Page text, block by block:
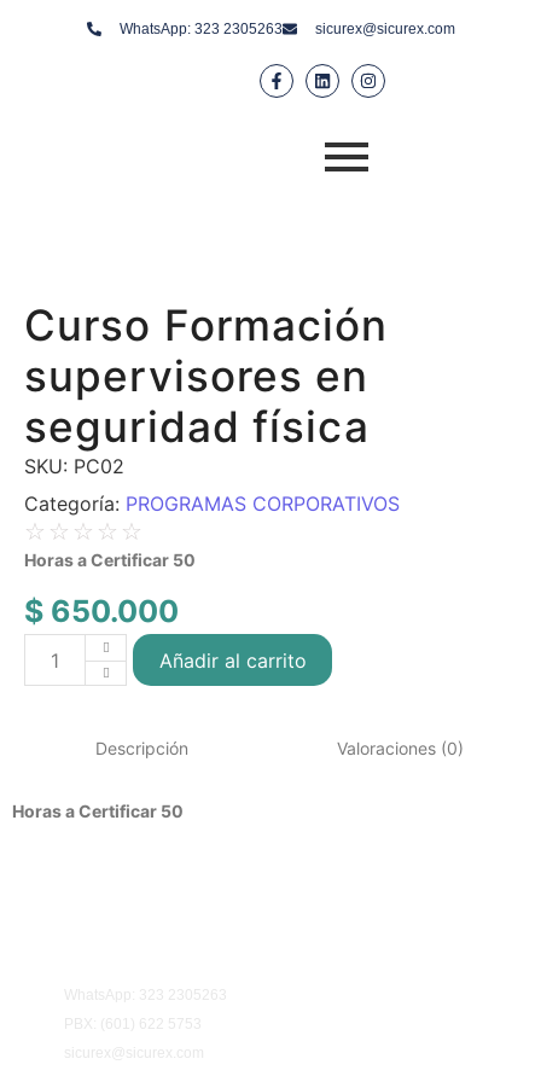
WhatsApp: 323 2305263 sicurex@sicurex.com
Curso Formación
supervisores en
seguridad física
SKU: PC02
Categoría: PROGRAMAS CORPORATIVOS
☆ ☆ ☆ ☆ ☆
Horas a Certificar 50
$ 650.000
Añadir al carrito
Descripción Valoraciones (0)
Horas a Certificar 50
WhatsApp: 323 2305263
PBX: (601) 622 5753
sicurex@sicurex.com